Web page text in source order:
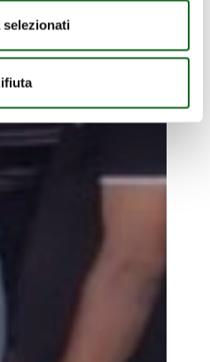
selezionati